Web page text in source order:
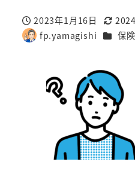
投稿日
2023年1月16日
更新日
著
fp.yamagishi カテゴ保険